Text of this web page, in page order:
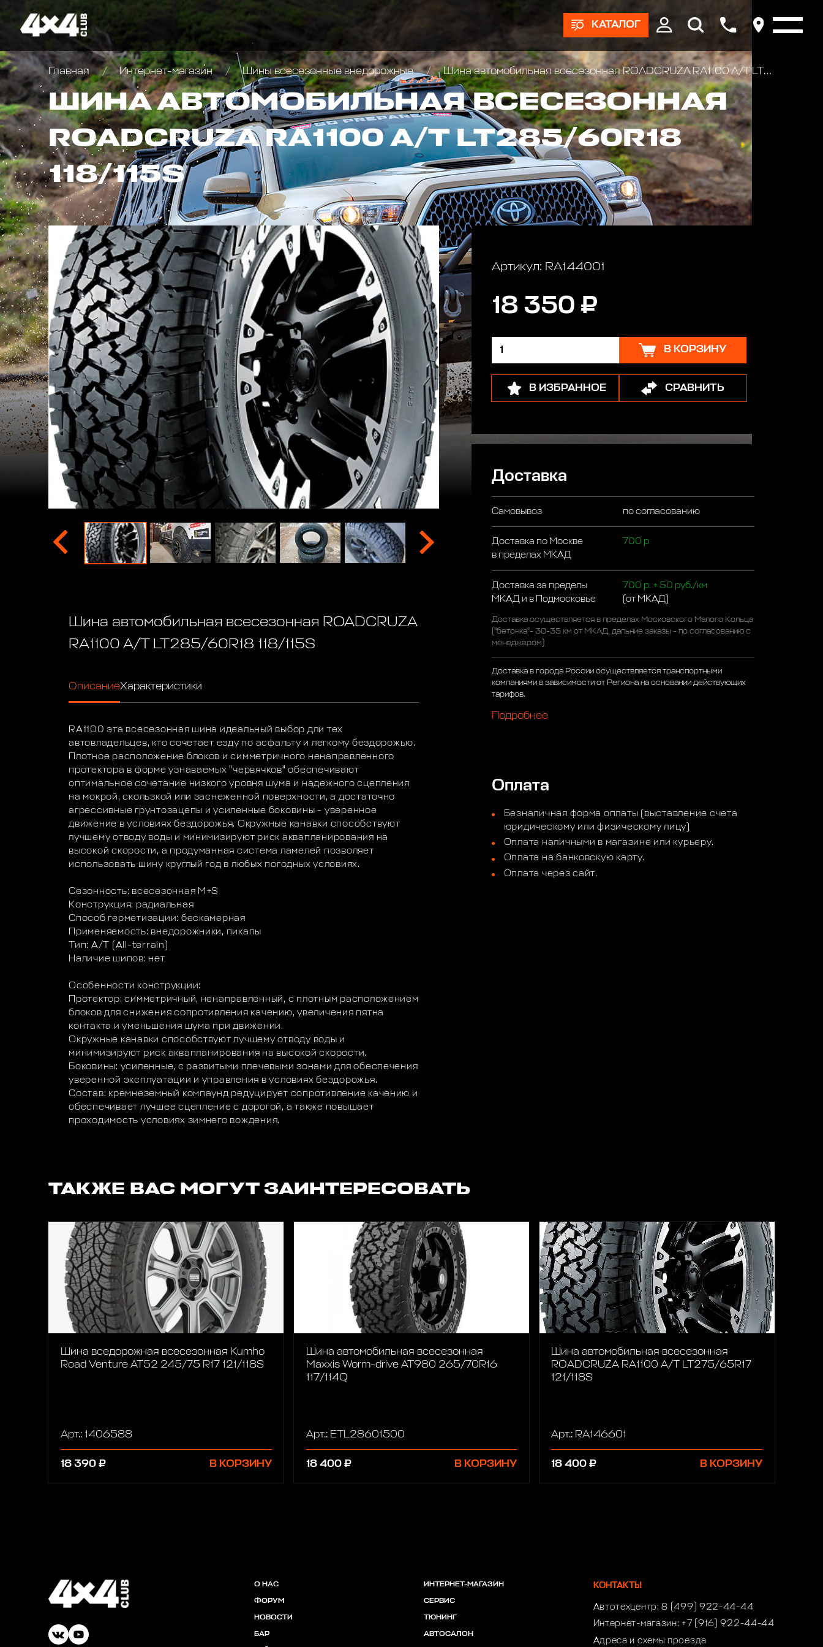
КАТАЛОГ
Главная Интернет-магазин Шины всесезонные внедорожные Шина автомобильная всесезонная ROADCRUZA RA1100 A/T LT285/60R18 118/115S
ШИНА АВТОМОБИЛЬНАЯ ВСЕСЕЗОННАЯ
ROADCRUZA RA1100 A/T LT285/60R18
118/115S
Шина автомобильная всесезонная ROADCRUZA
RA1100 A/T LT285/60R18 118/115S
ОписаниеХарактеристики
RA1100 эта всесезонная шина идеальный выбор дли тех
автовладельцев, кто сочетает езду по асфальту и легкому бездорожью.
Плотное расположение блоков и симметричного ненаправленного
протектора в форме узнаваемых "червячков" обеспечивают
оптимальное сочетание низкого уровня шума и надежного сцепления
на мокрой, скользкой или заснеженной поверхности, а достаточно
агрессивные грунтозацепы и усиленные боковины - уверенное
движение в условиях бездорожья. Окружные канавки способствуют
лучшему отводу воды и минимизируют риск аквапланирования на
высокой скорости, а продуманная система ламелей позволяет
использовать шину круглый год в любых погодных условиях.
Сезонность: всесезонная M+S
Конструкция: радиальная
Способ герметизации: бескамерная
Применяемость: внедорожники, пикапы
Тип: A/T (All-terrain)
Наличие шипов: нет
Особенности конструкции:
Протектор: симметричный, ненаправленный, с плотным расположением
блоков для снижения сопротивления качению, увеличения пятна
контакта и уменьшения шума при движении.
Окружные канавки способствуют лучшему отводу воды и
минимизируют риск аквапланирования на высокой скорости.
Боковины: усиленные, с развитыми плечевыми зонами для обеспечения
уверенной эксплуатации и управления в условиях бездорожья.
Состав: кремнеземный компаунд редуцирует сопротивление качению и
обеспечивает лучшее сцепление с дорогой, а также повышает
проходимость условиях зимнего вождения.
Артикул: RA144001
18 350 ₽
В КОРЗИНУ
В ИЗБРАННОЕ СРАВНИТЬ
Доставка
Самовывоз по согласованию
Доставка по Москве
в пределах МКАД
700 р
Доставка за пределы
МКАД и в Подмосковье
700 р. + 50 руб./км
(от МКАД)
Доставка осуществляется в пределах Московского Малого Кольца
("бетонка"- 30-35 км от МКАД, дальние заказы - по согласованию с
менеджером)
Доставка в города России осуществляется транспортными
компаниями в зависимости от Региона на основании действующих
тарифов.
Подробнее
Оплата
Безналичная форма оплаты (выставление счета
юридическому или физическому лицу)
Оплата наличными в магазине или курьеру.
Оплата на банковскую карту.
Оплата через сайт.
ТАКЖЕ ВАС МОГУТ ЗАИНТЕРЕСОВАТЬ
Шина вседорожная всесезонная Kumho
Road Venture AT52 245/75 R17 121/118S
Арт.: 1406588
18 390 ₽ В КОРЗИНУ
Шина автомобильная всесезонная
Maxxis Worm-drive AT980 265/70R16
117/114Q
Арт.: ETL28601500
18 400 ₽ В КОРЗИНУ
Шина автомобильная всесезонная
ROADCRUZA RA1100 A/T LT275/65R17
121/118S
Арт.: RA146601
18 400 ₽ В КОРЗИНУ
О НАС
ФОРУМ
НОВОСТИ
БАР
ИНТЕРНЕТ-МАГАЗИН
СЕРВИС
ТЮНИНГ
АВТОСАЛОН
КОНТАКТЫ
Автотехцентр:8 (499) 922-44-44
Интернет-магазин: +7 (916) 922-44-44
Адреса и схемы проезда